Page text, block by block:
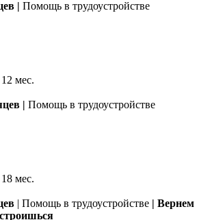
| Помощь в трудоустройстве
12 мес.
| Помощь в трудоустройстве
18 мес.
| Помощь в трудоустройстве | Вернем